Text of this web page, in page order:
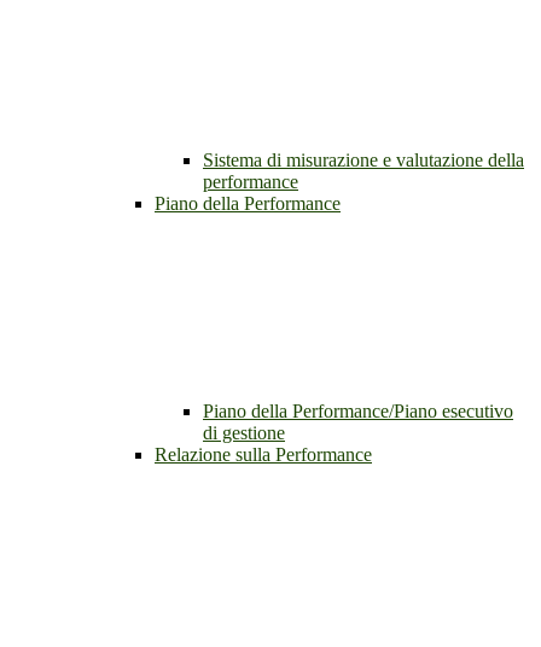
Sistema di misurazione e valutazione della
performance
Piano della Performance
Piano della Performance/Piano esecutivo
di gestione
Relazione sulla Performance